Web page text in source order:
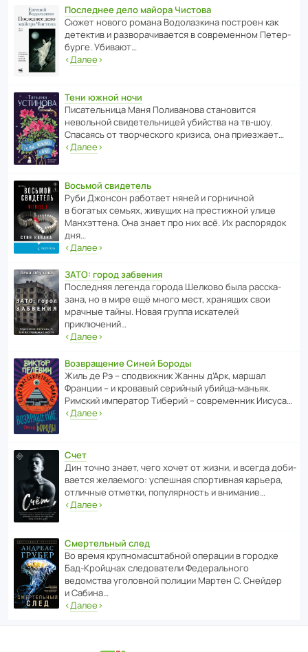
Последнее дело майора Чистова
Сюжет нового романа Водо­ла­з­кина пост­роен как
дете­ктив и разво­ра­чи­ва­ется в совре­менном Пете­р­
бурге. Убивают…
‹Далее›
Тени южной ночи
Писа­тель­ница Маня Поли­ва­нова стано­вится
невольной свиде­тель­ницей убийства на тв-шоу.
Спасаясь от твор­че­с­кого кризиса, она приезжает…
‹Далее›
Восьмой свидетель
Руби Джонсон рабо­тает няней и горни­чной
в богатых семьях, живущих на прес­ти­жной улице
Манх­эт­тена. Она знает про них всё. Их распо­рядок
дня…
‹Далее›
ЗАТО: город забвения
После­дняя легенда города Шелково была расска­
зана, но в мире ещё много мест, хранящих свои
мрачные тайны. Новая группа иска­телей
приключений…
‹Далее›
Возвращение Синей Бороды
Жиль де Рэ – спод­ви­жник Жанны д’Арк, маршал
Франции – и кровавый серийный убийца-маньяк.
Римский импе­ратор Тиберий – совре­менник Иисуса…
‹Далее›
Счет
Дин точно знает, чего хочет от жизни, и всегда доби­
ва­ется жела­е­мого: успе­шная спор­ти­вная карьера,
отли­чные отметки, попу­ля­р­ность и внимание…
‹Далее›
Смертельный след
Во время круп­но­мас­ш­та­бной операции в городке
Бад‑Крой­цнах следо­ва­тели Феде­раль­ного
ведомства уголо­вной полиции Мартен С. Снейдер
и Сабина…
‹Далее›